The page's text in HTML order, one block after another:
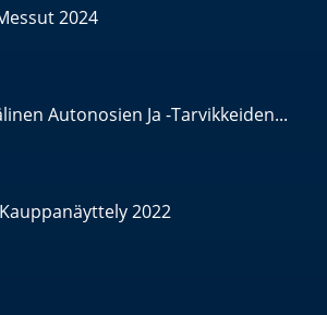
2024
Autonosien Ja -tarvikkeiden...
2022